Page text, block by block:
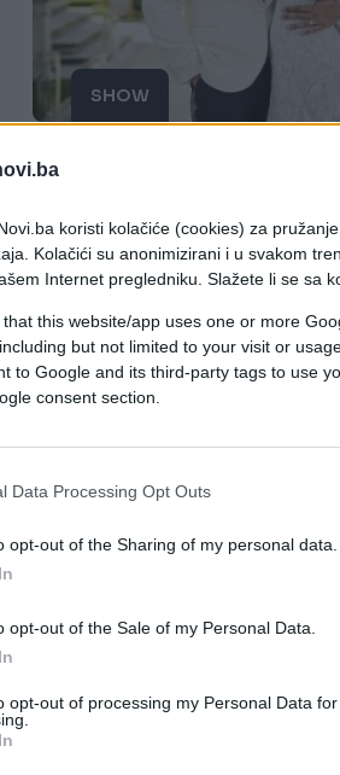
koristi kolačiće (cookies) za
Kolačići su anonimizirani i u svakom
Internet pregledniku. Slažete li se sa
that this website/app uses one or more
but not limited to your visit or
to Google and its third-party tags to use
consent section.
Data Processing Opt Outs
opt-out of the Sharing of my personal data.
opt-out of the Sale of my Personal Data.
opt-out of processing my Personal Data for
SHOW
30.06.17. 16:54
sa raskošnog i
vjenčanja! (VIDEO)
Saznaj više